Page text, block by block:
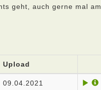
geht, auch gerne mal am
Upload
09.04.2021